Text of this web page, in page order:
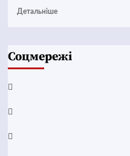
Детальніше
Соцмережі
Facebook
YouTube
Telegram